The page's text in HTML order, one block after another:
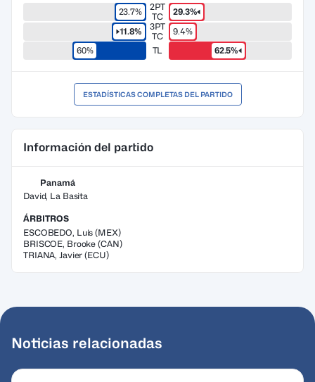
23.7%
2PT
TC
29.3%
11.8%
3PT
TC
9.4%
60%
TL 62.5%
ESTADÍSTICAS COMPLETAS DEL PARTIDO
Información del partido
Panamá
David, La Basita
ÁRBITROS
ESCOBEDO, Luis (MEX)
BRISCOE, Brooke (CAN)
TRIANA, Javier (ECU)
Noticias relacionadas